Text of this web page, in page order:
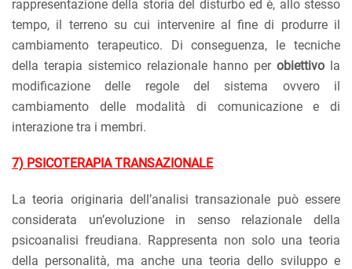
rappresentazione della storia del disturbo ed è, allo stesso
tempo, il terreno su cui intervenire al fine di produrre il
cambiamento terapeutico. Di conseguenza, le tecniche
della terapia sistemico relazionale hanno per obiettivo la
modificazione delle regole del sistema ovvero il
cambiamento delle modalità di comunicazione e di
interazione tra i membri.
7) PSICOTERAPIA TRANSAZIONALE
La teoria originaria dell’analisi transazionale può essere
considerata un’evoluzione in senso relazionale della
psicoanalisi freudiana. Rappresenta non solo una teoria
della personalità, ma anche una teoria dello sviluppo e